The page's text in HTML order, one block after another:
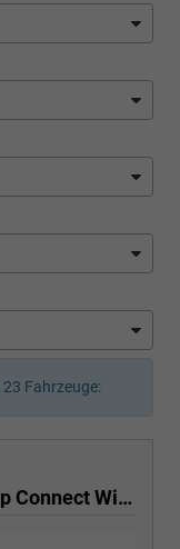
23 Fahrzeuge:
Yes 1.0 80 PS Sitzheizung-App Connect Wireless-Einparkhilfe-Klima-Sofort